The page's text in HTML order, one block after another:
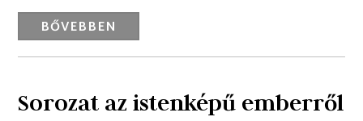
BŐVEBBEN
Sorozat az istenképű emberről